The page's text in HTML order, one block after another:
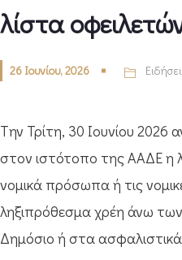
λίστα
26 Ιουνίου, 2026
Tην Τρίτη, 30 Ιουνίου 2026
στον ιστότοπο της ΑΑΔΕ η
νομικά πρόσωπα ή τις
ληξιπρόθεσμα χρέη άνω
Δημόσιο ή στα